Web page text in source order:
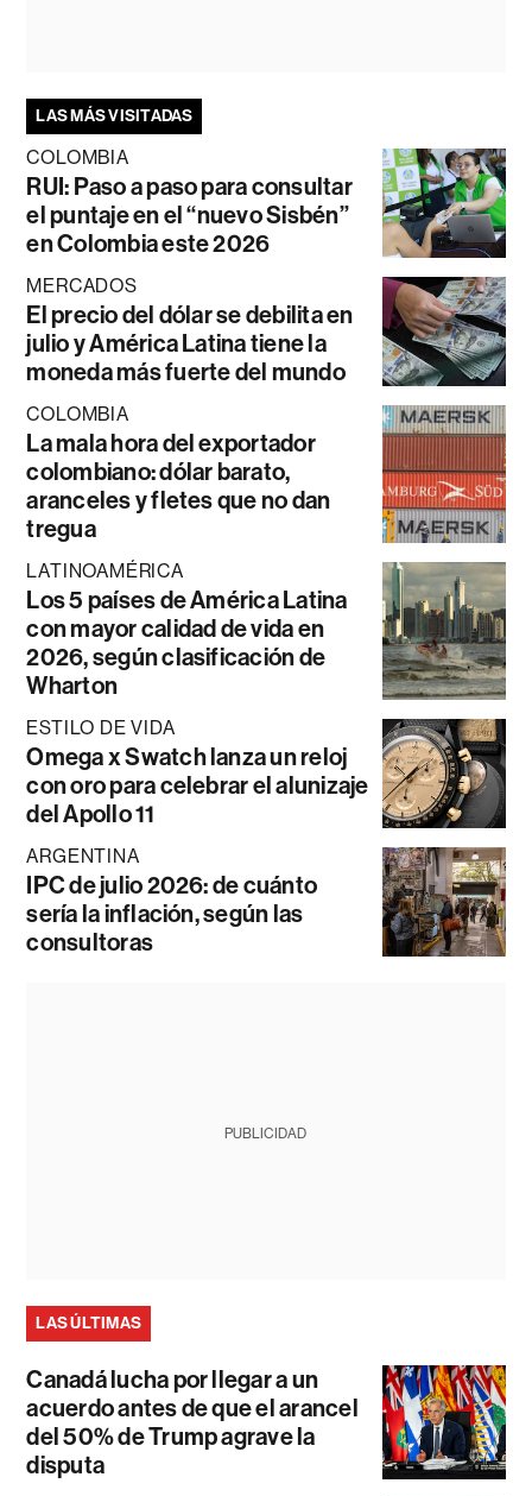
LAS MÁS VISITADAS
COLOMBIA
RUI: Paso a paso para consultar
el puntaje en el “nuevo Sisbén”
en Colombia este 2026
MERCADOS
El precio del dólar se debilita en
julio y América Latina tiene la
moneda más fuerte del mundo
COLOMBIA
La mala hora del exportador
colombiano: dólar barato,
aranceles y fletes que no dan
tregua
LATINOAMÉRICA
Los 5 países de América Latina
con mayor calidad de vida en
2026, según clasificación de
Wharton
ESTILO DE VIDA
Omega x Swatch lanza un reloj
con oro para celebrar el alunizaje
del Apollo 11
ARGENTINA
IPC de julio 2026: de cuánto
sería la inflación, según las
consultoras
PUBLICIDAD
LAS ÚLTIMAS
Canadá lucha por llegar a un
acuerdo antes de que el arancel
del 50% de Trump agrave la
disputa